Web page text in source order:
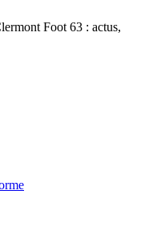
Foot 63 : actus,